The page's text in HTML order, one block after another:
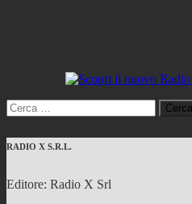
Ricerca
per:
RADIO X S.R.L.
Editore: Radio X Srl